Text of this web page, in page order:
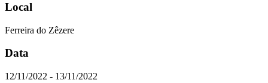
Local
Ferreira do Zêzere
Data
12/11/2022 - 13/11/2022